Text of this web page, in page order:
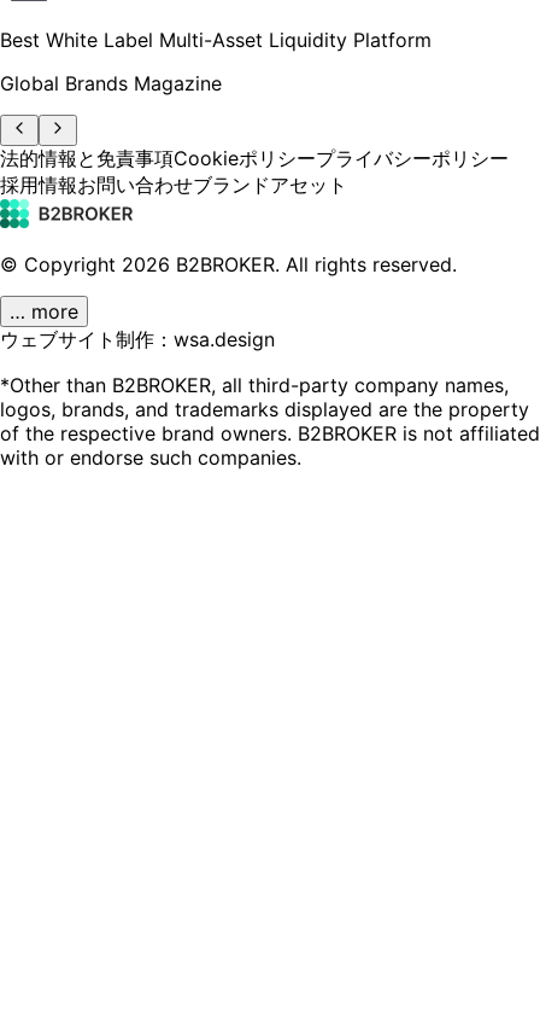
Best White Label Multi-Asset Liquidity Platform
Global Brands Magazine
法的情報と免責事項Cookieポリシープライバシーポリシー
採用情報お問い合わせブランドアセット
© Copyright 2026 B2BROKER. All rights reserved.
… more
ウェブサイト制作：wsa.design
*Other than B2BROKER, all third-party company names,
logos, brands, and trademarks displayed are the property
of the respective brand owners. B2BROKER is not affiliated
with or endorse such companies.